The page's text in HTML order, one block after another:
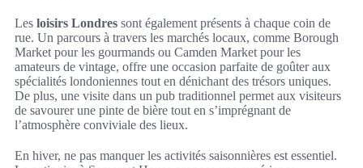
Les loisirs Londres sont également présents à chaque coin de
rue. Un parcours à travers les marchés locaux, comme Borough
Market pour les gourmands ou Camden Market pour les
amateurs de vintage, offre une occasion parfaite de goûter aux
spécialités londoniennes tout en dénichant des trésors uniques.
De plus, une visite dans un pub traditionnel permet aux visiteurs
de savourer une pinte de bière tout en s’imprégnant de
l’atmosphère conviviale des lieux.
En hiver, ne pas manquer les activités saisonnières est essentiel.